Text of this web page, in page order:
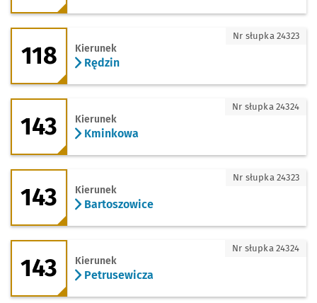
118 - kierunek Rędzin
118 Kierunek
Rędzin
Nr słupka 24323
143 - kierunek Kminkowa
143 Kierunek
Kminkowa
Nr słupka 24324
143 - kierunek Bartoszowice
143 Kierunek
Bartoszowice
Nr słupka 24323
143 - kierunek Petrusewicza
143 Kierunek
Petrusewicza
Nr słupka 24324